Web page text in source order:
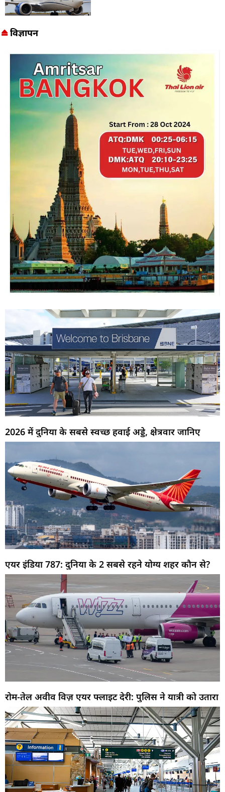
विज्ञापन
2026 में दुनिया के सबसे स्वच्छ हवाई अड्डे, क्षेत्रवार जानिए
एयर इंडिया 787: दुनिया के 2 सबसे रहने योग्य शहर कौन से?
रोम-तेल अवीव विज़ एयर फ्लाइट देरी: पुलिस ने यात्री को उतारा